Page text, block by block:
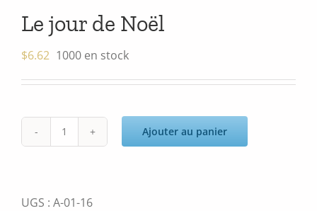
Le jour de Noël
$6.62 1000 en stock
quantité
jour
Ajouter au panier
UGS : A-01-16